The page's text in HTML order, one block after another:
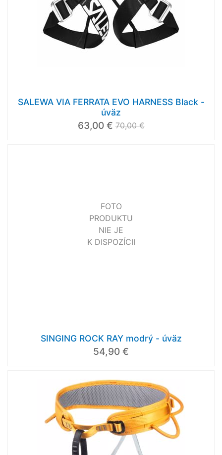
SALEWA VIA FERRATA EVO HARNESS Black -
úväz
63,00 € 70,00 €
FOTO
PRODUKTU
NIE JE
K DISPOZÍCII
SINGING ROCK RAY modrý - úväz
54,90 €